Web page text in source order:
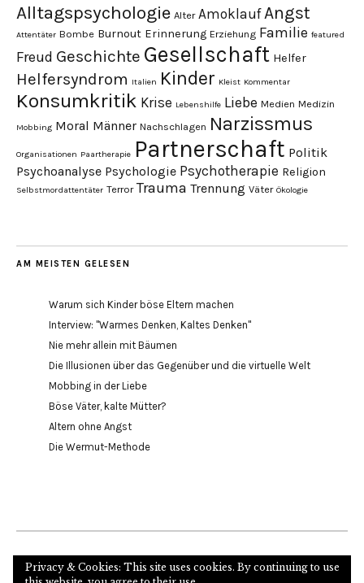
Alltagspsychologie Alter Amoklauf Angst
Attentäter Bombe Burnout Erinnerung Erziehung Familie featured
Freud Geschichte Gesellschaft Helfer
Helfersyndrom Italien Kinder Kleist Kommentar
Konsumkritik Krise Lebenshilfe Liebe Medien Medizin
Mobbing Moral Männer Nachschlagen Narzissmus
Organisationen Paartherapie Partnerschaft Politik
Psychoanalyse Psychologie Psychotherapie Religion
Selbstmordattentäter Terror Trauma Trennung Väter Ökologie
AM MEISTEN GELESEN
Warum sich Kinder böse Eltern machen
Interview: "Warmes Denken, Kaltes Denken"
Nie mehr allein mit Bäumen
Die Illusionen über das Gegenüber und die virtuelle Welt
Mobbing in der Liebe
Böse Väter, kalte Mütter?
Altern ohne Angst
Die Wermut-Methode
Internetseite des Autors und Psychoanalytikers
Privacy & Cookies: This site uses cookies. By continuing to use